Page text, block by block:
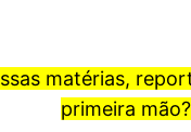
matérias,
primeira mão?